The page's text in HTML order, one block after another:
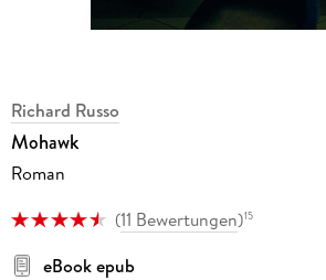
Richard Russo
Mohawk
Roman
(11 Bewertungen)15
eBook epub